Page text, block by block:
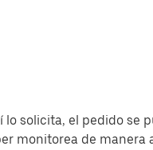
solicita, el pedido se
monitorea de manera